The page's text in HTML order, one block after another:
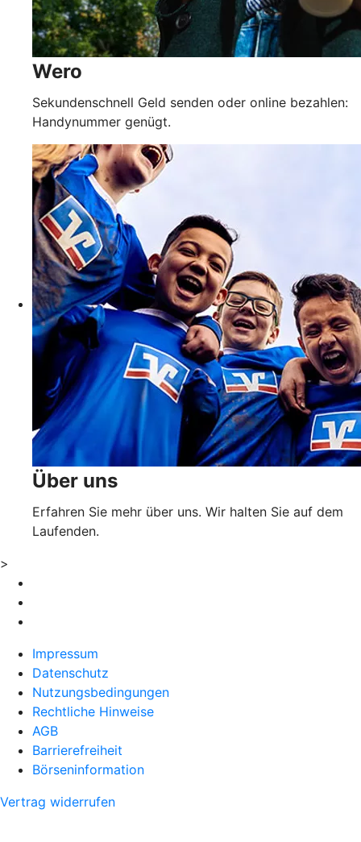
Wero
Sekundenschnell Geld senden oder online bezahlen:
Handynummer genügt.
Über uns
Erfahren Sie mehr über uns. Wir halten Sie auf dem
Laufenden.
>
Impressum
Datenschutz
Nutzungsbedingungen
Rechtliche Hinweise
AGB
Barrierefreiheit
Börseninformation
Vertrag widerrufen